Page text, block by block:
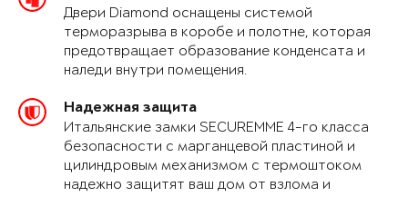
Двери Diamond оснащены системой
терморазрыва в коробе и полотне, которая
предотвращает образование конденсата и
наледи внутри помещения.
Надежная защита
Итальянские замки SECUREMME 4-го класса
безопасности с марганцевой пластиной и
цилиндровым механизмом с термоштоком
надежно защитят ваш дом от взлома и